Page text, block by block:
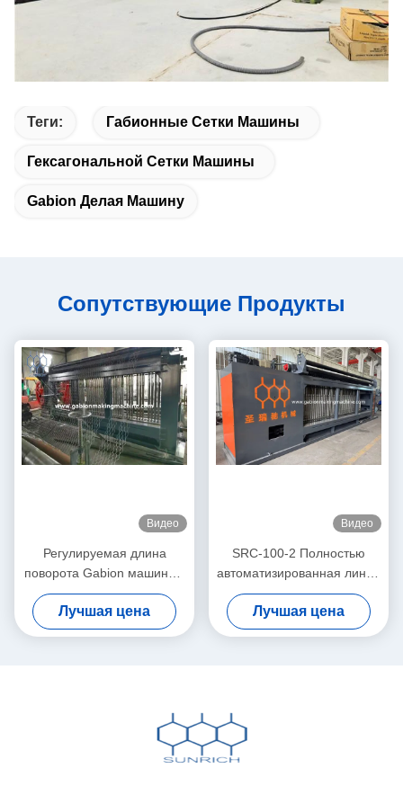
Теги: Габионные Сетки Машины
Гексагональной Сетки Машины
Gabion Делая Машину
Сопутствующие Продукты
Видео
Регулируемая длина
поворота Gabion машина с
автоматической
сервомоторной системой
управления PLC
Лучшая цена
Видео
SRC-100-2 Полностью
автоматизированная линия
по производству габионной
сетки, ширина плетения
4500 мм
Лучшая цена